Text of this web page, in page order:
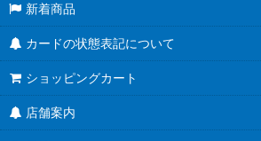
新着商品
カードの状態表記について
ショッピングカート
店舗案内